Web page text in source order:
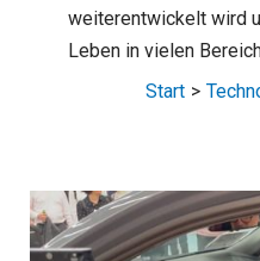
weiterentwickelt wird
Leben in vielen
Start